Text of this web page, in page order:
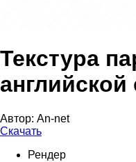
Текстура
английской
Автор: An-net
Скачать
Рендер